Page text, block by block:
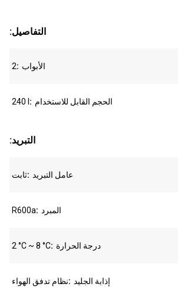
:التفاصيل
2 الأبواب
240 l الحجم القابل للاستخدام
:التبريد
ثابت عامل التبريد
R600a المبرد
2 °C ~ 8 °C درجة الحرارة
نظام تدفق الهواء إذابة الجليد